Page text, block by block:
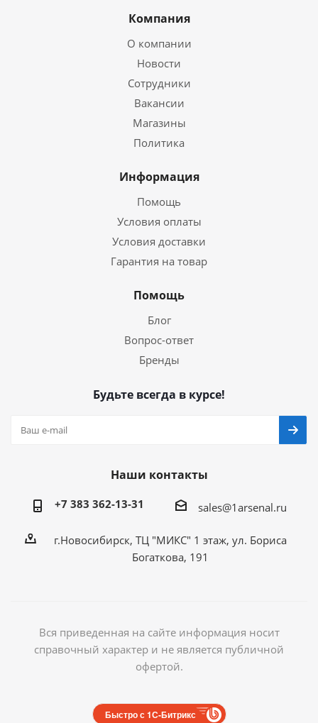
Компания
О компании
Новости
Сотрудники
Вакансии
Магазины
Политика
Информация
Помощь
Условия оплаты
Условия доставки
Гарантия на товар
Помощь
Блог
Вопрос-ответ
Бренды
Будьте всегда в курсе!
Наши контакты
+7 383 362-13-31 sales@1arsenal.ru
г.Новосибирск, ТЦ "МИКС" 1 этаж, ул. Бориса
Богаткова, 191
Вся приведенная на сайте информация носит
справочный характер и не является публичной
офертой.
Быстро с 1С-Битрикс